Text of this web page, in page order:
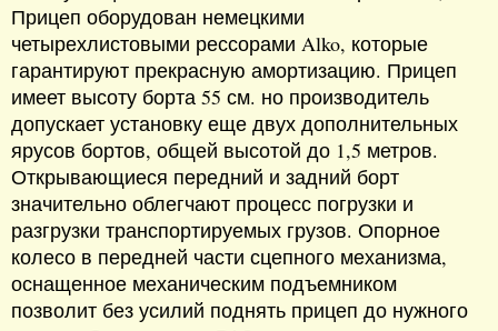
Прицеп оборудован немецкими
четырехлистовыми рессорами Alko, которые
гарантируют прекрасную амортизацию. Прицеп
имеет высоту борта 55 см. но производитель
допускает установку еще двух дополнительных
ярусов бортов, общей высотой до 1,5 метров.
Открывающиеся передний и задний борт
значительно облегчают процесс погрузки и
разгрузки транспортируемых грузов. Опорное
колесо в передней части сцепного механизма,
оснащенное механическим подъемником
позволит без усилий поднять прицеп до нужного